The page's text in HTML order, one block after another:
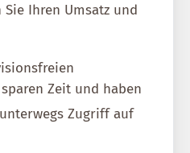
Ihren Umsatz und
Zeit und haben
unterwegs Zugriff auf